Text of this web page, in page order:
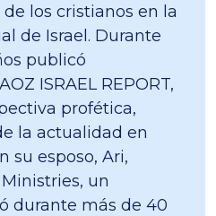
los cristianos en la
de Israel. Durante
publicó
ISRAEL REPORT,
profética,
la actualidad en
su esposo, Ari,
un
durante más de 40